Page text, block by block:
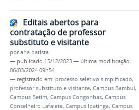
Editais abertos para
contratação de professor
substituto e visitante
porana.batista
— publicado 15/12/2023 — última modificação
06/03/2024 09h54
— registrado em: processo seletivo simplificado,
professor substituto e visitante, Campus Bambuí,
Campus Betim, Campus Congonhas, Campus
Conselheiro Lafaiete, Campus Ipatinga, Campus